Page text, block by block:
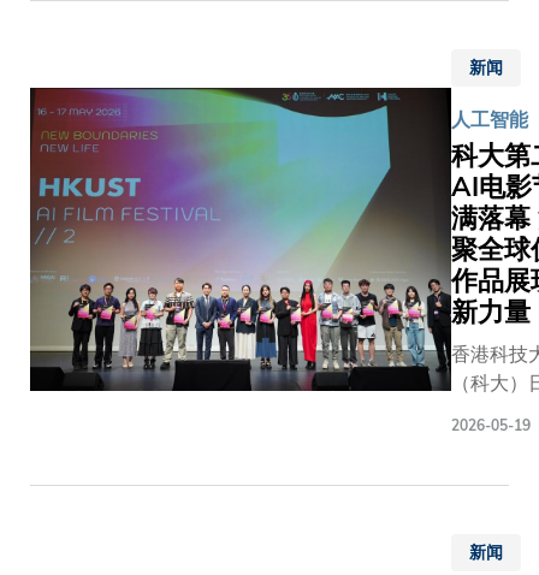
次为该
系列全
套35
幅珍贵
墨宝首
度在香
港公开
展出，
其间亦
将举办
汉字书
法讲
座，为
科大师
众提供
识和鉴
城市展
全球首个
× AI艺术
湾校园举
场，率先
中国内地
家，以及
创意结合
（VR）
精选作品
为汇聚
技的全球
跨城市
新闻
人工智能
科大第
AI电影
满落幕
聚全球
作品展
新力量
香港科技
（科大）
之一，为
2026-05-19
新闻